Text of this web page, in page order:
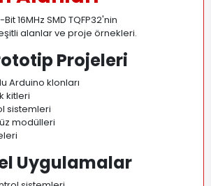
16MHz SMD TQFP32'nin
alanlar ve proje örnekleri.
Projeleri
Arduino klonları
kitleri
sistemleri
modülleri
Uygulamalar